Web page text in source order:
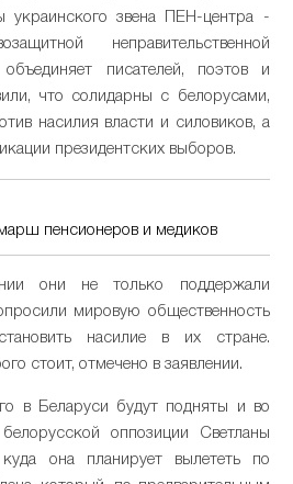
украинского звена ПЕН-центра -
неправительственной
объединяет писателей, поэтов и
что солидарны с белорусами,
насилия власти и силовиков, а
президентских выборов.
пенсионеров и медиков
они не только поддержали
мировую общественность
насилие в их стране.
стоит, отмечено в заявлении.
в Беларуси будут подняты и во
оппозиции Светланы
она планирует вылететь по